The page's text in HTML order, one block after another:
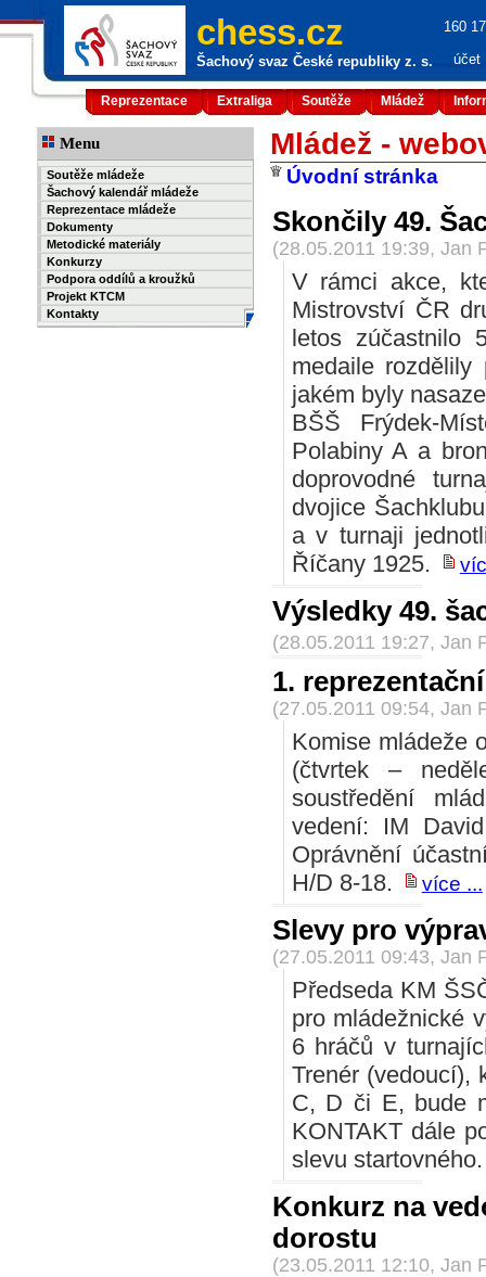
chess.cz
Šachový svaz České republiky z. s.
160
účet
Reprezentace Extraliga Soutěže Mládež
Menu
Soutěže mládeže
Šachový kalendář mládeže
Reprezentace mládeže
Dokumenty
Metodické materiály
Konkurzy
Podpora oddílů a kroužků
Projekt KTCM
Kontakty
Mládež -
Úvodní stránka
Skončily 49.
(28.05.2011 19:39, Jan
V rámci akce,
Mistrovství ČR
letos zúčastnilo
medaile
jakém byly
BŠŠ Frýdek-
Polabiny A a
doprovodné
dvojice
a v turnaji
Říčany 1925.
Výsledky 49.
(28.05.2011 19:27, Jan
1.
(27.05.2011 09:54, Jan
Komise mládeže
(čtvrtek –
soustředění
vedení: IM
Oprávnění
H/D 8-18.
více ...
Slevy pro
(27.05.2011 09:43, Jan
Předseda KM
pro mládežnické
6 hráčů v
Trenér (vedoucí),
C, D či E, bude
KONTAKT dále
slevu
Konkurz na
dorostu
(23.05.2011 12:10, Jan